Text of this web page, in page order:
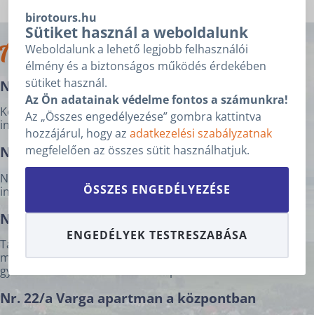
birotours.hu
Sütiket használ a weboldalunk
Weboldalunk a lehető legjobb felhasználói
élmény és a biztonságos működés érdekében
sütiket használ.
Az Ön adatainak védelme fontos a számunkra!
Az „Összes engedélyezése” gombra kattintva
hozzájárul, hogy az adatkezelési szabályzatnak
megfelelően az összes sütit használhatjuk.
ÖSSZES ENGEDÉLYEZÉSE
ENGEDÉLYEK TESTRESZABÁSA
GYENESDIÁS
HÉVÍZ
KESZTHELY
VONYARCVASHEGY
Archívum
Nr. 60/a Georgina apartman 3 hálószobával
Központi fekvésű lakás 3 hálószobával max 6 fő részére,
internettel és mosógéppel
Nr. 52 Filemon Nyaralóház 2 hálószobával
Nyaraló 2 hálószobával max 4 felnőtt és 1 gyerek részére
internettel és mosógéppel, fedett autóbeálló
Nr. 38 Papócsi Nyaraló a központban
Tágas nyaraló összesen 6 szobával max 14 fő részére
mosó- és mosogatógéppel, internettel, fedett terasszal,
gyermekmedencével közel a központhoz és a strandhoz
Nr. 22/a Varga apartman a központban
ÉRKEZÉS*
TÁVOZÁS*
Nem tudom az érkezésem, távozásom dátumát.
FELNŐTTEK SZÁMA*
GYERMEKEK SZÁMA
HÁZIÁLLAT SZÁMA